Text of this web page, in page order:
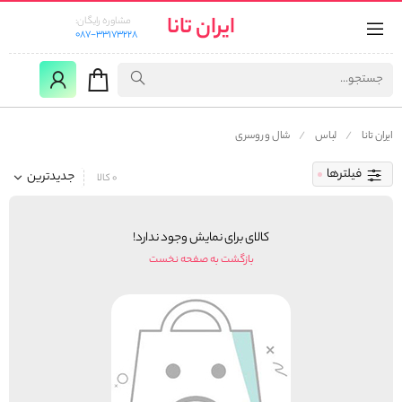
ایران تانا
مشاوره رایگان:
087-33173228
ایران تانا لباس شال و روسری
فیلترها جدیدترین 0 کالا
کالای برای نمایش وجود ندارد!
بازگشت به صفحه نخست